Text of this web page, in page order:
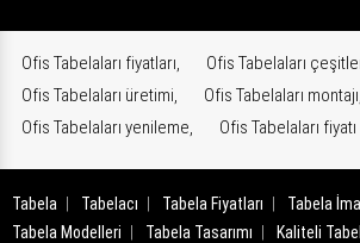
Ofis Tabelaları fiyatları,
Ofis Tabelaları
Ofis Tabelaları üretimi,
Ofis Tabelaları montajı,
Ofis Tabelaları yenileme,
Ofis Tabelaları fiyatı
Tabela Tabelacı Tabela Fiyatları
Tabela
Tabela Modelleri
Tabela Tasarımı Kaliteli